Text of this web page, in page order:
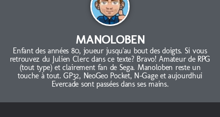
MANOLOBEN
Enfant des années 80, joueur jusqu'au bout des doigts. Si vous
retrouvez du Julien Clerc dans ce texte? Bravo! Amateur de RPG
(tout type) et clairement fan de Sega. Manoloben reste un
touche à tout. GP32, NeoGeo Pocket, N-Gage et aujourdhui
Evercade sont passées dans ses mains.